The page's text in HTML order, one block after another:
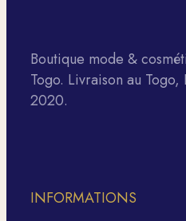
Boutique mode &
Togo. Livraison au
2020.
INFORMATIONS